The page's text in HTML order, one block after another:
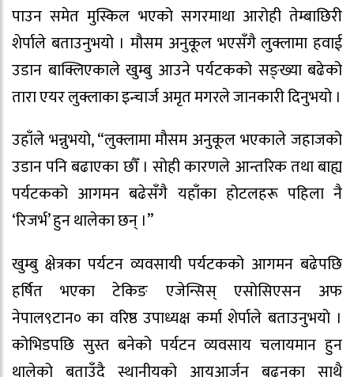
पाउन समेत मुस्किल भएको सगरमाथा आरोही तेम्बाछिरी
शेर्पाले बताउनुभयो । मौसम अनुकूल भएसँगै लुक्लामा हवाई
उडान बाक्लिएकाले खुम्बु आउने पर्यटकको सङ्ख्या बढेको
तारा एयर लुक्लाका इन्चार्ज अमृत मगरले जानकारी दिनुभयो ।
उहाँले भन्नुभयो, “लुक्लामा मौसम अनुकूल भएकाले जहाजको
उडान पनि बढाएका छौँ । सोही कारणले आन्तरिक तथा बाह्य
पर्यटकको आगमन बढेसँगै यहाँका होटलहरू पहिला नै
‘रिजर्भ’ हुन थालेका छन् ।”
खुम्बु क्षेत्रका पर्यटन व्यवसायी पर्यटकको आगमन बढेपछि
हर्षित भएका टेकिङ एजेन्सिस् एसोसिएसन अफ
नेपाल९टान० का वरिष्ठ उपाध्यक्ष कर्मा शेर्पाले बताउनुभयो ।
कोभिडपछि सुस्त बनेको पर्यटन व्यवसाय चलायमान हुन